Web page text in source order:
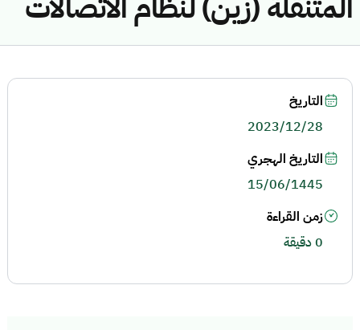
التاريخ
2023/12/28
التاريخ الهجري
15/06/1445
زمن القراءة
0 دقيقة